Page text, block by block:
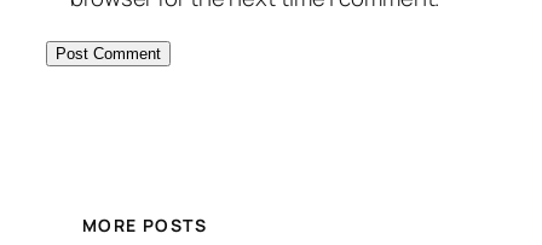
MORE POSTS